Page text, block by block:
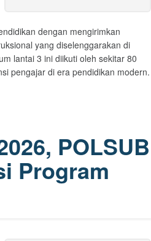
dengan mengirimkan
yang diselenggarakan di
lantai 3 ini diikuti oleh sekitar 80
pengajar di era pendidikan modern.
POLSUB
Program